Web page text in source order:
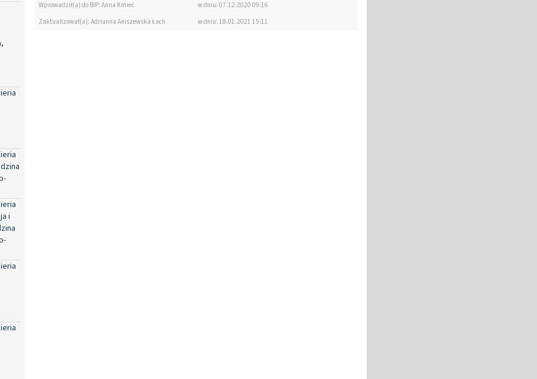
i
Wprowadził(a) do BIP: Anna Kmieć
w dniu: 07.12.2020 09:16
Zaktualizował(a): Adrianna Aniszewska Łach
w dniu: 18.01.2021 15:11